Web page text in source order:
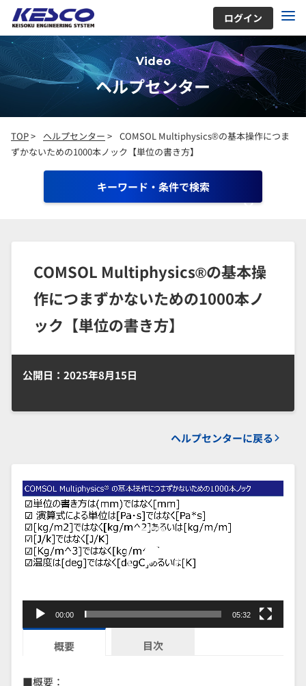
ログイン
Video
ヘルプセンター
TOP> ヘルプセンター > COMSOL Multiphysics®の基本操作につま
ずかないための1000本ノック【単位の書き方】
キーワード・条件で検索
COMSOL Multiphysics®の基本操
作につまずかないための1000本ノ
ック【単位の書き方】
公開日：2025年8月15日
ヘルプセンターに戻る
動
画
プ
レ
ー
ー
00:00 05:32
概要 目次
■概要：